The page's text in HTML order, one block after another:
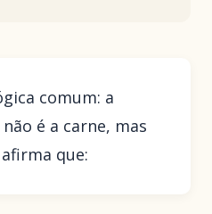
comum: a
é a carne, mas
que: